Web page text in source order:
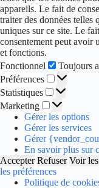
appareils. Le fait de
traiter des données
uniques sur ce site. Le
consentement peut avoir
et fonctions.
Fonctionnel
Toujours
Préférences
Préférences
Statistiques Statistiques
Marketing Marketing
Gérer les options
Gérer les services
Gérer
En savoir plus sur
Accepter Refuser Voir
les préférences
Politique de